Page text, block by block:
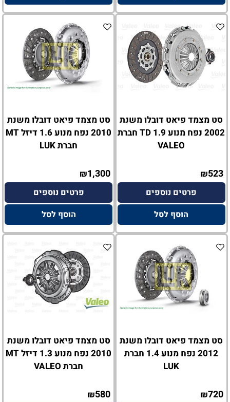
סט מצמד פיאט דובלו משנת
2002 נפח מנוע 1.9 TD חברת
VALEO
₪523
פרטים נוספים
הוסף לסל
סט מצמד פיאט דובלו משנת
2010 נפח מנוע 1.6 דיזל MT
חברת LUK
₪1,300
פרטים נוספים
הוסף לסל
סט מצמד פיאט דובלו משנת
2012 נפח מנוע 1.4 חברת
LUK
₪720
סט מצמד פיאט דובלו משנת
2010 נפח מנוע 1.3 דיזל MT
חברת VALEO
₪580